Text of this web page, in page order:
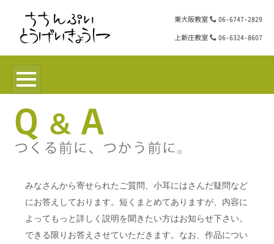
東大阪教室
06-6747-2829
上新庄教室
06-6324-8607
みなさんから寄せられたご質問、小耳にはさんだ疑問など
にお答えしております。短くまとめてありますが、内容に
よってもっと詳しく説明を聞きたい方はお知らせ下さい。
できる限りお答えさせていただきます。なお、作品につい